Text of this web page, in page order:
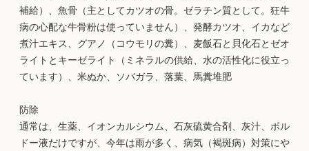
補給）、魚骨（主としてカツオの骨。ゼラチン質として。狂牛
病の心配な牛骨粉は使っていません）、発酵カツオ、イカなど
煮汁エキス、グアノ（コウモリの糞）、麦飯石と貝化石とゼオ
ライトとキーゼライト（ミネラルの供給、水の活性化に役立っ
ています）、米ぬか、ソバガラ、落葉、馬糞堆肥
防除
通常は、生薬、イオンカルシウム、石灰硫黄合剤、灰汁、ボル
ドー液だけですが、今年は雨が多く、病気（褐斑病）対策にや